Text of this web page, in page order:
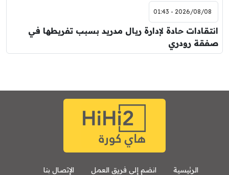
2026/08/08 - 01:43
انتقادات حادة لإدارة ريال مدريد بسبب تفريطها في
صفقة رودري
الرئيسية انضم إلى فريق العمل الإتصال بنا